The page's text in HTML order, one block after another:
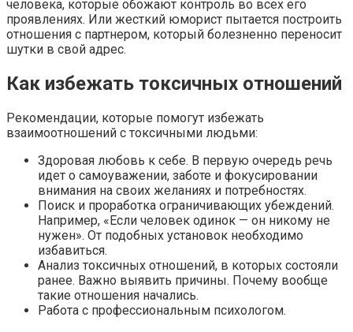
человека, которые обожают контроль во всех его
проявлениях. Или жесткий юморист пытается построить
отношения с партнером, который болезненно переносит
шутки в свой адрес.
Как избежать токсичных отношений
Рекомендации, которые помогут избежать
взаимоотношений с токсичными людьми:
Здоровая любовь к себе. В первую очередь речь
идет о самоуважении, заботе и фокусировании
внимания на своих желаниях и потребностях.
Поиск и проработка ограничивающих убеждений.
Например, «Если человек одинок — он никому не
нужен». От подобных установок необходимо
избавиться.
Анализ токсичных отношений, в которых состояли
ранее. Важно выявить причины. Почему вообще
такие отношения начались.
Работа с профессиональным психологом.